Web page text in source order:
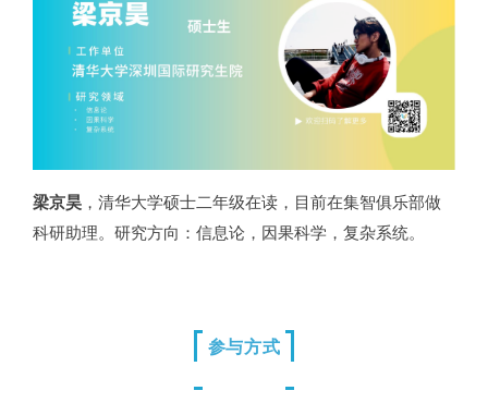
梁京昊 ，清华大学硕士二年级在读，目前在集智俱乐部做
科研助理。研究方向：信息论，因果科学，复杂系统。
参与方式